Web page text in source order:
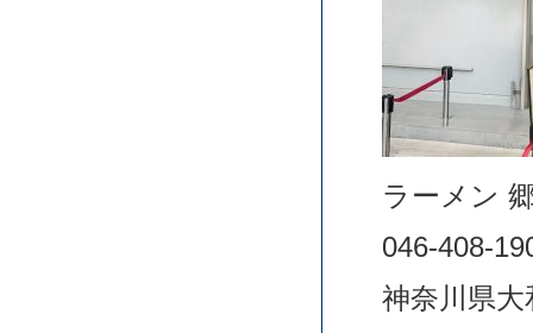
ラーメン
046-408-
神奈川県大